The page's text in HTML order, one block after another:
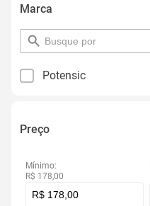
Marca
pesquisar
por
Potensic
Preço
Mínimo:
R$ 178,00